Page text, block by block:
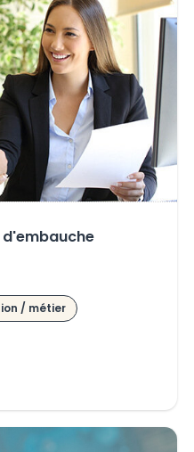
/ métier